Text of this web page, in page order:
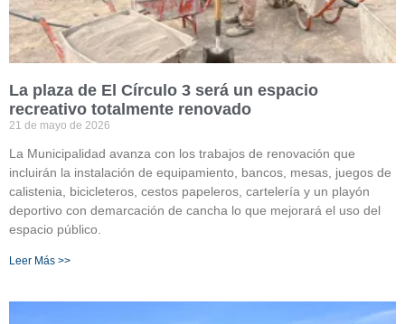
La plaza de El Círculo 3 será un espacio
recreativo totalmente renovado
21 de mayo de 2026
La Municipalidad avanza con los trabajos de renovación que
incluirán la instalación de equipamiento, bancos, mesas, juegos de
calistenia, bicicleteros, cestos papeleros, cartelería y un playón
deportivo con demarcación de cancha lo que mejorará el uso del
espacio público.
Leer Más >>